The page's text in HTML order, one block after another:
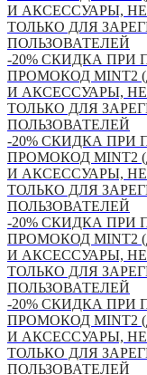
И АКСЕССУАРЫ,
ТОЛЬКО ДЛЯ
ПОЛЬЗОВАТЕЛЕЙ
-20% СКИДКА
ПРОМОКОД MINT2
И АКСЕССУАРЫ,
ТОЛЬКО ДЛЯ
ПОЛЬЗОВАТЕЛЕЙ
-20% СКИДКА
ПРОМОКОД MINT2
И АКСЕССУАРЫ,
ТОЛЬКО ДЛЯ
ПОЛЬЗОВАТЕЛЕЙ
-20% СКИДКА
ПРОМОКОД MINT2
И АКСЕССУАРЫ,
ТОЛЬКО ДЛЯ
ПОЛЬЗОВАТЕЛЕЙ
-20% СКИДКА
ПРОМОКОД MINT2
И АКСЕССУАРЫ,
ТОЛЬКО ДЛЯ
ПОЛЬЗОВАТЕЛЕЙ